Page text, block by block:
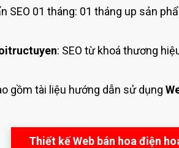
SEO 01 tháng: 01 tháng up sản
: SEO từ khoá thương
gồm tài liệu hướng dẫn sử dụng
Thiết kế Web bán hoa điện